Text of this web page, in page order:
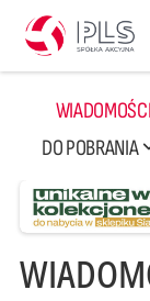
WIADOMOŚCI
DO POBRANIA